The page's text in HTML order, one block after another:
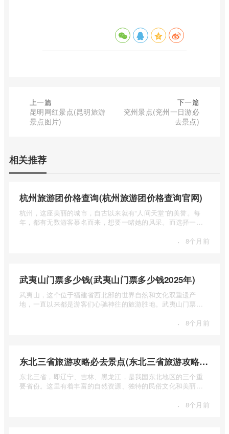
上一篇
昆明网红景点(昆明旅游
景点图片)
下一篇
兖州景点(兖州一日游必
去景点)
相关推荐
杭州旅游团价格查询(杭州旅游团价格查询官网)
杭州，这座美丽的城市，自古以来就有“人间天堂”的美誉。每
年，都有无数游客慕名而来，想要一睹她的风采。而选择一个
· 8个月前
武夷山门票多少钱(武夷山门票多少钱2025年)
武夷山，这个位于福建省西北部的世界自然和文化双重遗产
地，一直以来都是游客们心驰神往的旅游胜地。武夷山门票多
· 8个月前
东北三省旅游攻略必去景点(东北三省旅游攻略必去景点视频介绍)
东北三省，即辽宁、吉林、黑龙江，是我国东北地区的三个重
要省份。这里有着丰富的自然资源、独特的民俗文化和美丽的
· 8个月前